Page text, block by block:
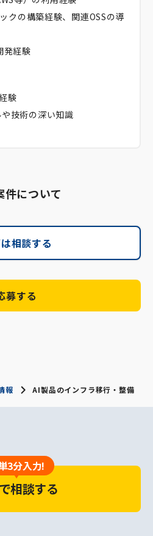
クの構築経験、関連OSSの導
発経験
験
技術の深い知識
件について
相談する
募する
報 AI製品のインフラ移行・整備
3分入力!
相談する